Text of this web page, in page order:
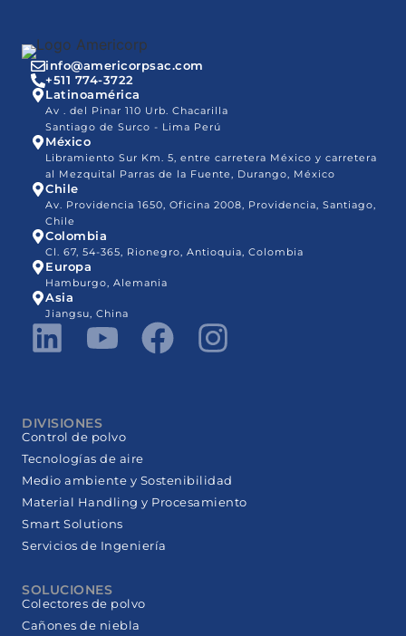
info@americorpsac.com
+511 774-3722
Latinoamérica
Av . del Pinar 110 Urb. Chacarilla
Santiago de Surco - Lima Perú
México
Libramiento Sur Km. 5, entre carretera México y carretera
al Mezquital Parras de la Fuente, Durango, México
Chile
Av. Providencia 1650, Oficina 2008, Providencia, Santiago,
Chile
Colombia
Cl. 67, 54-365, Rionegro, Antioquia, Colombia
Europa
Hamburgo, Alemania
Asia
Jiangsu, China
DIVISIONES
Control de polvo
Tecnologías de aire
Medio ambiente y Sostenibilidad
Material Handling y Procesamiento
Smart Solutions
Servicios de Ingeniería
SOLUCIONES
Colectores de polvo
Cañones de niebla